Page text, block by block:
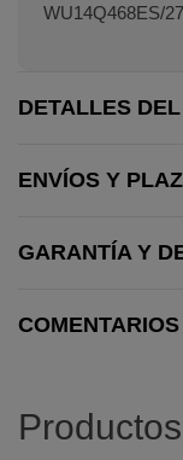
WU14Q468ES/
DETALLES
ENVÍOS Y
GARANTÍA Y
COMENTARIOS